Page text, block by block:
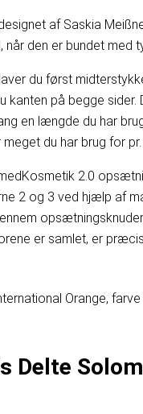
af Saskia
når den er bundet med
du først
kanten på begge sider.
en længde du har
du har brug for
Kosmetik 2.0
2 og 3 ved hjælp af
er samlet, er
Orange, farve
Delte